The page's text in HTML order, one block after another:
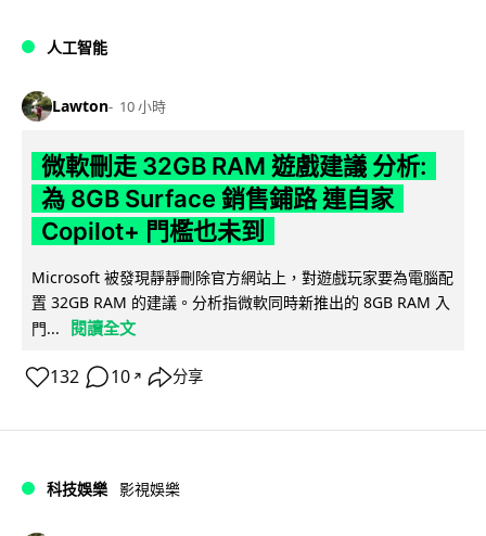
人工智能
Lawton 10 小時
微軟刪走 32GB RAM 遊戲建議 分析:
為 8GB Surface 銷售鋪路 連自家
Copilot+ 門檻也未到
Microsoft 被發現靜靜刪除官方網站上，對遊戲玩家要為電腦配
置 32GB RAM 的建議。分析指微軟同時新推出的 8GB RAM 入
門...
閱讀全文
132 10 ↗ 分享
科技娛樂 影視娛樂